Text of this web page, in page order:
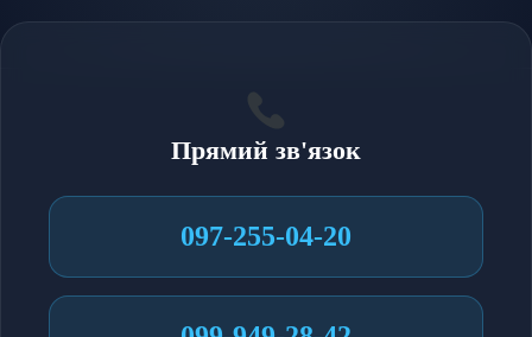
Прямий зв'язок
097-255-04-20